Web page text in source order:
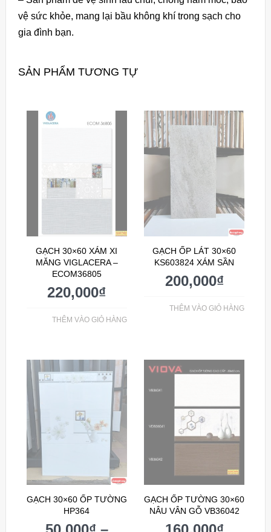
vệ sức khỏe, mang lại bầu không khí trong sạch cho
gia đình bạn.
SẢN PHẨM TƯƠNG TỰ
GẠCH 30×60 XÁM XI
MĂNG VIGLACERA –
ECOM36805
220,000₫
THÊM VÀO GIỎ HÀNG
GẠCH ỐP LÁT 30×60
KS603824 XÁM SẦN
200,000₫
THÊM VÀO GIỎ HÀNG
GẠCH 30×60 ỐP TƯỜNG
HP364
GẠCH ỐP TƯỜNG 30×60
NÂU VÂN GỖ VB36042